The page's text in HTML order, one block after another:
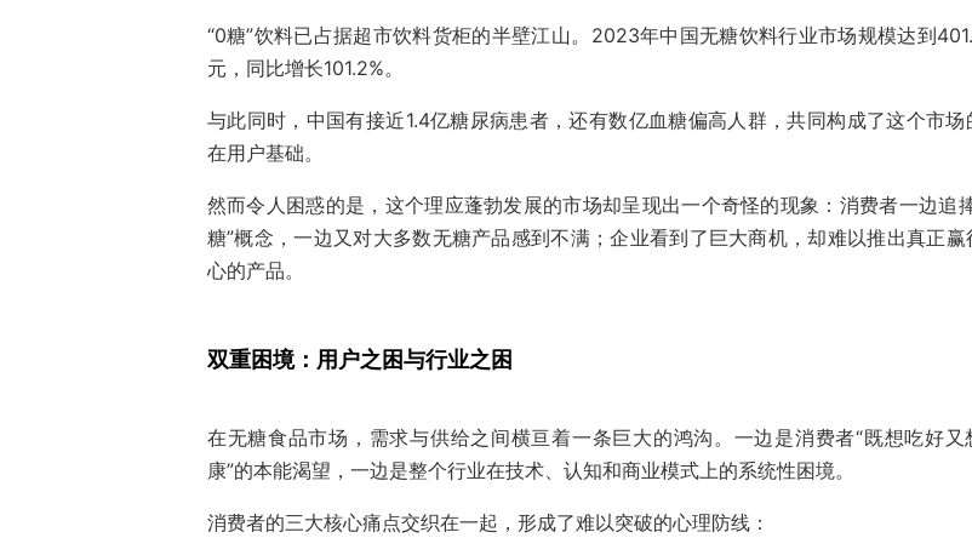
“0糖”饮料已占据超市饮料货柜的半壁江山。2023年中国无糖饮料行业市场规模达到
元，同比增长101.2%。
与此同时，中国有接近1.4亿糖尿病患者，还有数亿血糖偏高人群，共同构成了这个市场
在用户基础。
然而令人困惑的是，这个理应蓬勃发展的市场却呈现出一个奇怪的现象：消费者一边追
糖”概念，一边又对大多数无糖产品感到不满；企业看到了巨大商机，却难以推出真正赢
心的产品。
双重困境：用户之困与行业之困
在无糖食品市场，需求与供给之间横亘着一条巨大的鸿沟。一边是消费者“既想吃好又
康”的本能渴望，一边是整个行业在技术、认知和商业模式上的系统性困境。
消费者的三大核心痛点交织在一起，形成了难以突破的心理防线：